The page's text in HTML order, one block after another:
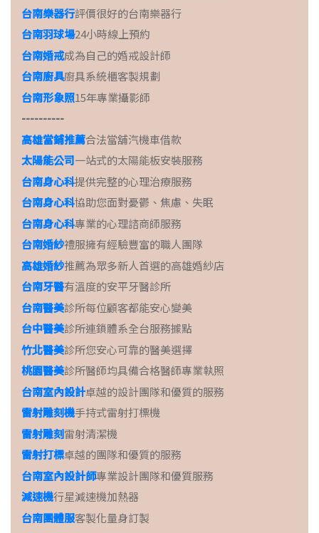
台南樂器行評價很好的台南樂器行
台南羽球場24小時線上預約
台南婚戒成為自己的婚戒設計師
台南廚具廚具系統櫃客製規劃
台南形象照15年專業攝影師
----------
高雄當鋪推薦合法當舖汽機車借款
太陽能公司一站式的太陽能板安裝服務
台南身心科提供完整的心理治療服務
台南身心科協助您面對憂鬱、焦慮、失眠
台南身心科專業的心理諮商師服務
台南婚紗禮服擁有經驗豐富的職人團隊
高雄婚紗推薦為眾多新人首選的高雄婚紗店
台南牙醫有溫度的安平牙醫診所
台南醫美診所每位顧客都能安心變美
台中醫美診所連鎖體系全台服務據點
竹北醫美診所您安心可靠的醫美選擇
桃園醫美診所醫師均具備合格醫師專業執照
台南室內設計卓越的設計團隊和優質的服務
雷射雕刻機手持式雷射打標機
雷射雕刻雷射清潔機
雷射打標卓越的團隊和優質的服務
台南室內設計師專業設計團隊和優質服務
減速機行星減速機加熱器
台南團體服客製化量身訂製